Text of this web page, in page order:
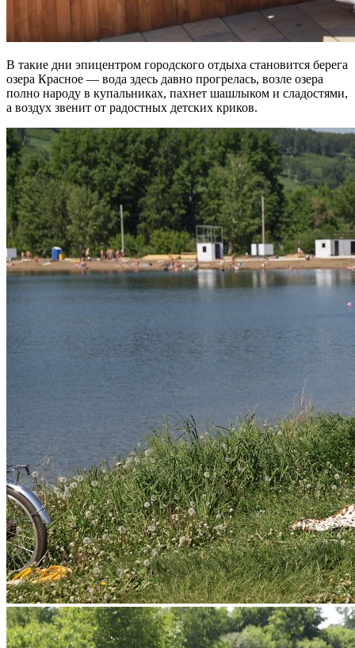
В такие дни эпицентром городского отдыха становится берега
озера Красное — вода здесь давно прогрелась, возле озера
полно народу в купальниках, пахнет шашлыком и сладостями,
а воздух звенит от радостных детских криков.